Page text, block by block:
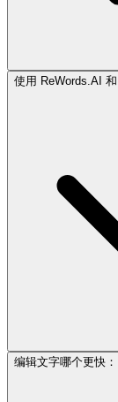
使用 ReWords.AI
编辑文字哪个更快